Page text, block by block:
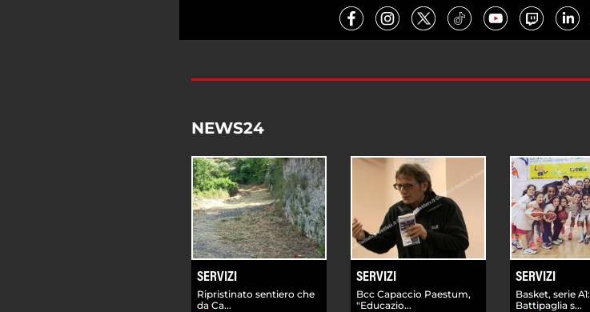
NEWS24
SERVIZI
Ripristinato sentiero che
da Ca...
SERVIZI
Bcc Capaccio Paestum,
"Educazio...
SERVIZI
Basket, serie A1:
Battipaglia s...